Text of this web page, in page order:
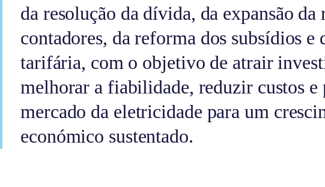
da resolução da dívida, da expansão da
contadores, da reforma dos subsídios e
tarifária, com o objetivo de atrair
melhorar a fiabilidade, reduzir custos e
mercado da eletricidade para um
económico sustentado.